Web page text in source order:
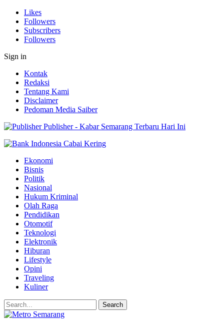
Likes
Followers
Subscribers
Followers
Sign in
Kontak
Redaksi
Tentang Kami
Disclaimer
Pedoman Media Saiber
Publisher - Kabar Semarang Terbaru Hari Ini
Ekonomi
Bisnis
Politik
Nasional
Hukum Kriminal
Olah Raga
Pendidikan
Otomotif
Teknologi
Elektronik
Hiburan
Lifestyle
Opini
Traveling
Kuliner